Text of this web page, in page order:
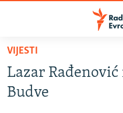
Pređite
glavni
sadržaj
BOSNA I HERCEGOVINA
VIJESTI
Lazar
Budve